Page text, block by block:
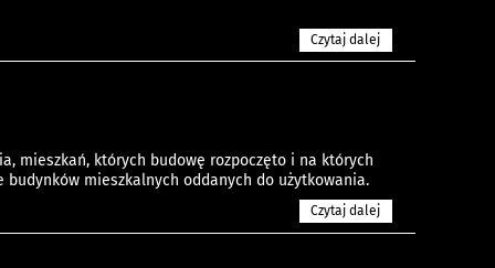
Czytaj dalej
mieszkań, których budowę rozpoczęto i na których
mieszkalnych oddanych do użytkowania.
Czytaj dalej